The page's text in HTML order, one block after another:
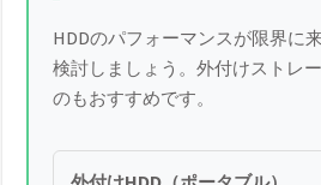
HDDのパフォーマンスが限界に
検討しましょう。外付けストレ
のもおすすめです。